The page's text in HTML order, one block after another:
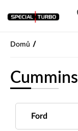
Domů /
Cummins
Ford